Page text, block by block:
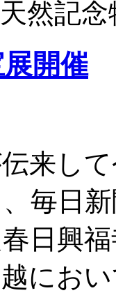
然記
開催
来し
毎日
日興
にお